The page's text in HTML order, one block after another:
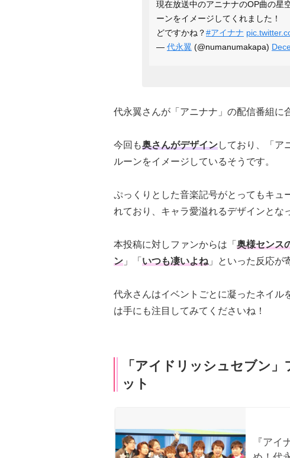
現在放送中のアニナナのOP曲の星
ーンをイメージしてくれました！
どですかね？#アイナナ
— 代永翼 (@numanumakapa)
代永翼さんが「アニナナ」の配信番組に
今回も奥さんがデザインしており、「ア
ルーンをイメージしているそうです。
ぷっくりとした音楽記号がとってもキュ
れており、キャラ愛溢れるデザインとな
本投稿に対しファンからは「 奥様センス
ン 」「 いつも凄いよね 」といった反応が
代永さんはイベントごとに凝ったネイル
は手にも注目してみてくださいね！
「アイドリッシュセブン
ット